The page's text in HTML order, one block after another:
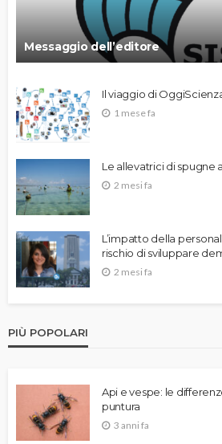
Messaggio dell’editore
Il viaggio di
1 mese fa
Le allevatrici di spugne
2 mesi fa
L’impatto della
rischio di sviluppare
2 mesi fa
PIÙ POPOLARI
Api e vespe: le
puntura
3 anni fa